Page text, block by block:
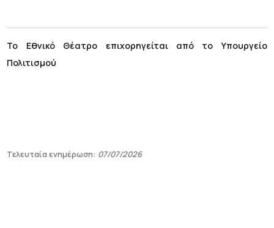
Το Εθνικό Θέατρο επιχορηγείται από το Υπουργείο
Πολιτισμού
Τελευταία ενημέρωση: 07/07/2026